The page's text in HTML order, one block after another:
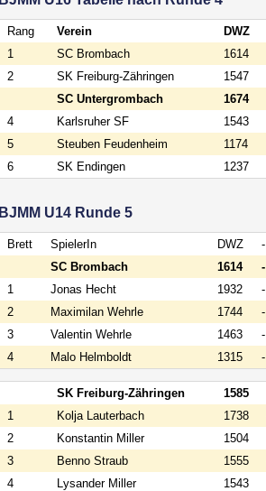
Rang Verein DWZ
1
SC Brombach 1614
2
SK Freiburg-Zähringen 1547
SC Untergrombach
1674
4
Karlsruher SF 1543
5
Steuben Feudenheim 1174
6
SK Endingen 1237
BJMM U14 Runde 5
Brett SpielerIn DWZ -
SC Brombach
1614 -
1
Jonas Hecht 1932 -
2
Maximilan Wehrle 1744 -
3
Valentin Wehrle 1463 -
4
Malo Helmboldt 1315 -
SK Freiburg-Zähringen 1585
1
Kolja Lauterbach 1738
2
Konstantin Miller 1504
3
Benno Straub 1555
4
Lysander Miller 1543